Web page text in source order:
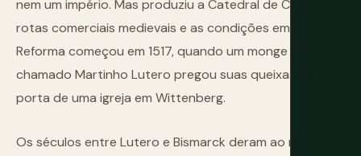
nem um império. Mas produziu a Catedral de Colônia,
rotas comerciais medievais e as condições em que a
Reforma começou em 1517, quando um monge
chamado Martinho Lutero pregou suas queixas na
porta de uma igreja em Wittenberg.
Os séculos entre Lutero e Bismarck deram ao mundo